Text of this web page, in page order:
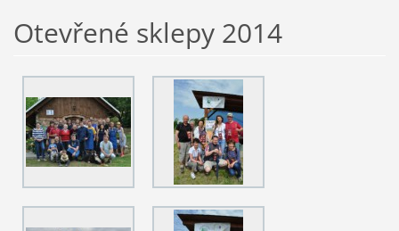
Otevřené sklepy 2014